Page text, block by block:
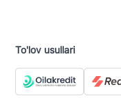
To'lov usullari